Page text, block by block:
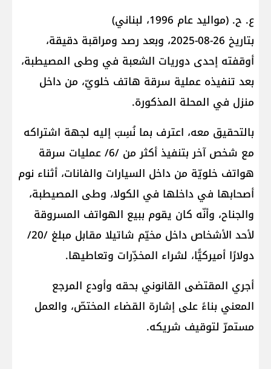
ع. ح. (مواليد عام 1996، لبناني)
بتاريخ 26-08-2025، وبعد رصد ومراقبة دقيقة،
أوقفته إحدى دوريات الشعبة في وطى المصيطبة،
بعد تنفيذه عملية سرقة هاتف خلويّ، من داخل
منزل في المحلة المذكورة.
بالتحقيق معه، اعترف بما نُسِبَ إليه لجهة اشتراكه
مع شخص آخر بتنفيذ أكثر من /6/ عمليات سرقة
هواتف خلويّة من داخل السيارات والفانات، أثناء نوم
أصحابها في داخلها في الكولا، وطى المصيطبة،
والجناح، وأنّه كان يقوم ببيع الهواتف المسروقة
لأحد الأشخاص داخل مخيّم شاتيلا مقابل مبلغ /20/
دولارًا أميركيًّا، لشراء المخدِّرات وتعاطيها.
أجري المقتضى القانوني بحقه وأودع المرجع
المعني بناءً على إشارة القضاء المختصّ، والعمل
مستمرّ لتوقيف شريكه.